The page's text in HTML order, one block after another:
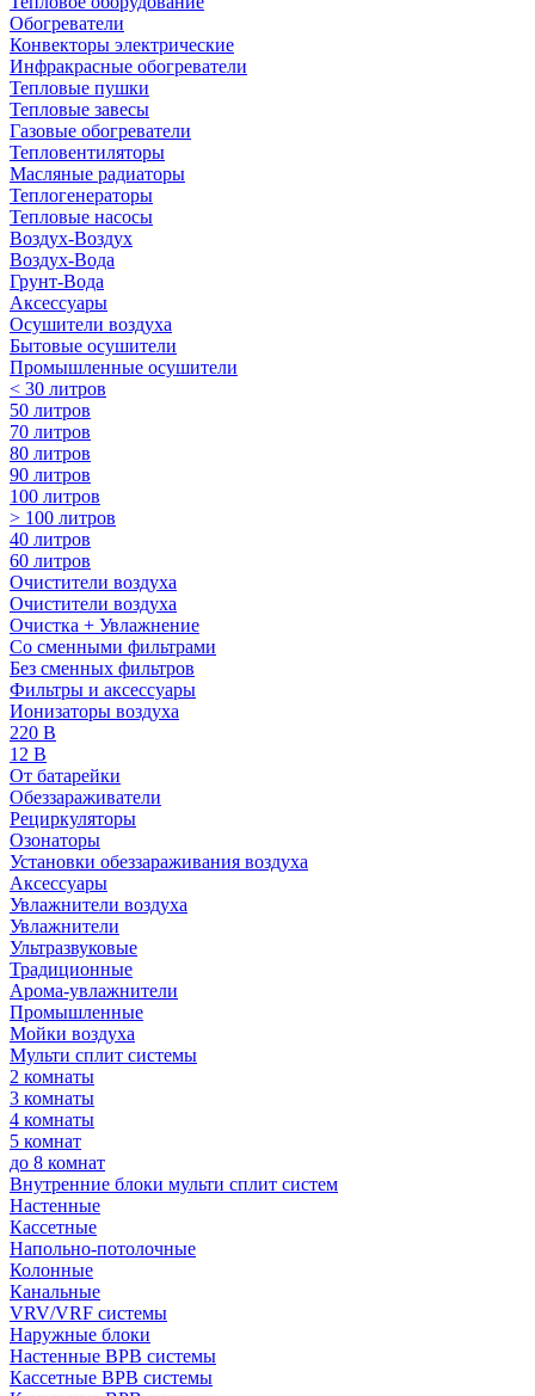
Обогреватели
Конвекторы электрические
Инфракрасные обогреватели
Тепловые пушки
Тепловые завесы
Газовые обогреватели
Тепловентиляторы
Масляные радиаторы
Теплогенераторы
Тепловые насосы
Воздух-Воздух
Воздух-Вода
Грунт-Вода
Аксессуары
Осушители воздуха
Бытовые осушители
Промышленные осушители
< 30 литров
50 литров
70 литров
80 литров
90 литров
100 литров
> 100 литров
40 литров
60 литров
Очистители воздуха
Очистители воздуха
Очистка + Увлажнение
Cо сменными фильтрами
Без сменных фильтров
Фильтры и аксессуары
Ионизаторы воздуха
220 В
12 В
От батарейки
Обеззараживатели
Рециркуляторы
Озонаторы
Установки обеззараживания воздуха
Аксессуары
Увлажнители воздуха
Увлажнители
Ультразвуковые
Традиционные
Арома-увлажнители
Промышленные
Мойки воздуха
Мульти сплит системы
2 комнаты
3 комнаты
4 комнаты
5 комнат
до 8 комнат
Внутренние блоки мульти сплит систем
Настенные
Кассетные
Напольно-потолочные
Колонные
Канальные
VRV/VRF системы
Наружные блоки
Настенные ВРВ системы
Кассетные ВРВ системы